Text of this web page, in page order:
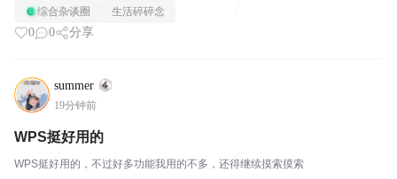
综合杂谈圈 生活碎碎念
0 0 分享
summer
19分钟前
WPS挺好用的
WPS挺好用的，不过好多功能我用的不多，还得继续摸索摸索